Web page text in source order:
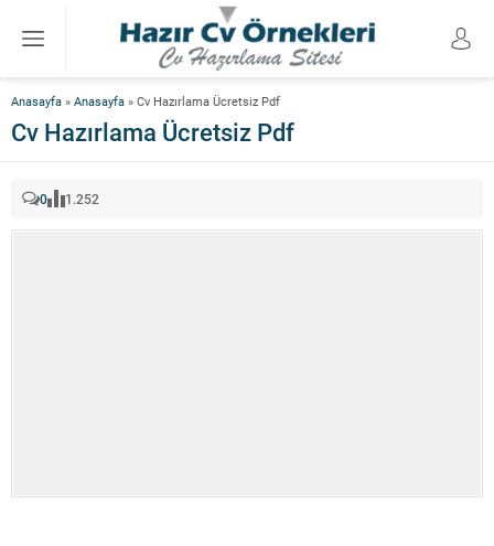
Anasayfa » Anasayfa » Cv Hazırlama Ücretsiz Pdf
Cv Hazırlama Ücretsiz Pdf
0 1.252